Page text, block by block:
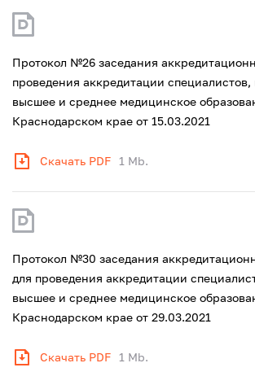
Протокол №26 заседания
проведения аккредитации
высшее и среднее медицинское
Краснодарском крае от 15.03.2021
Скачать PDF 1 Mb.
Протокол №30 заседания
для проведения аккредитации
высшее и среднее медицинское
Краснодарском крае от 29.03.2021
Скачать PDF 1 Mb.